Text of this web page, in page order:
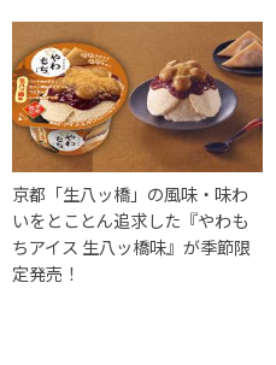
京都「生八ッ橋」の風味・味わ
いをとことん追求した『やわも
ちアイス 生八ッ橋味』が季節限
定発売！